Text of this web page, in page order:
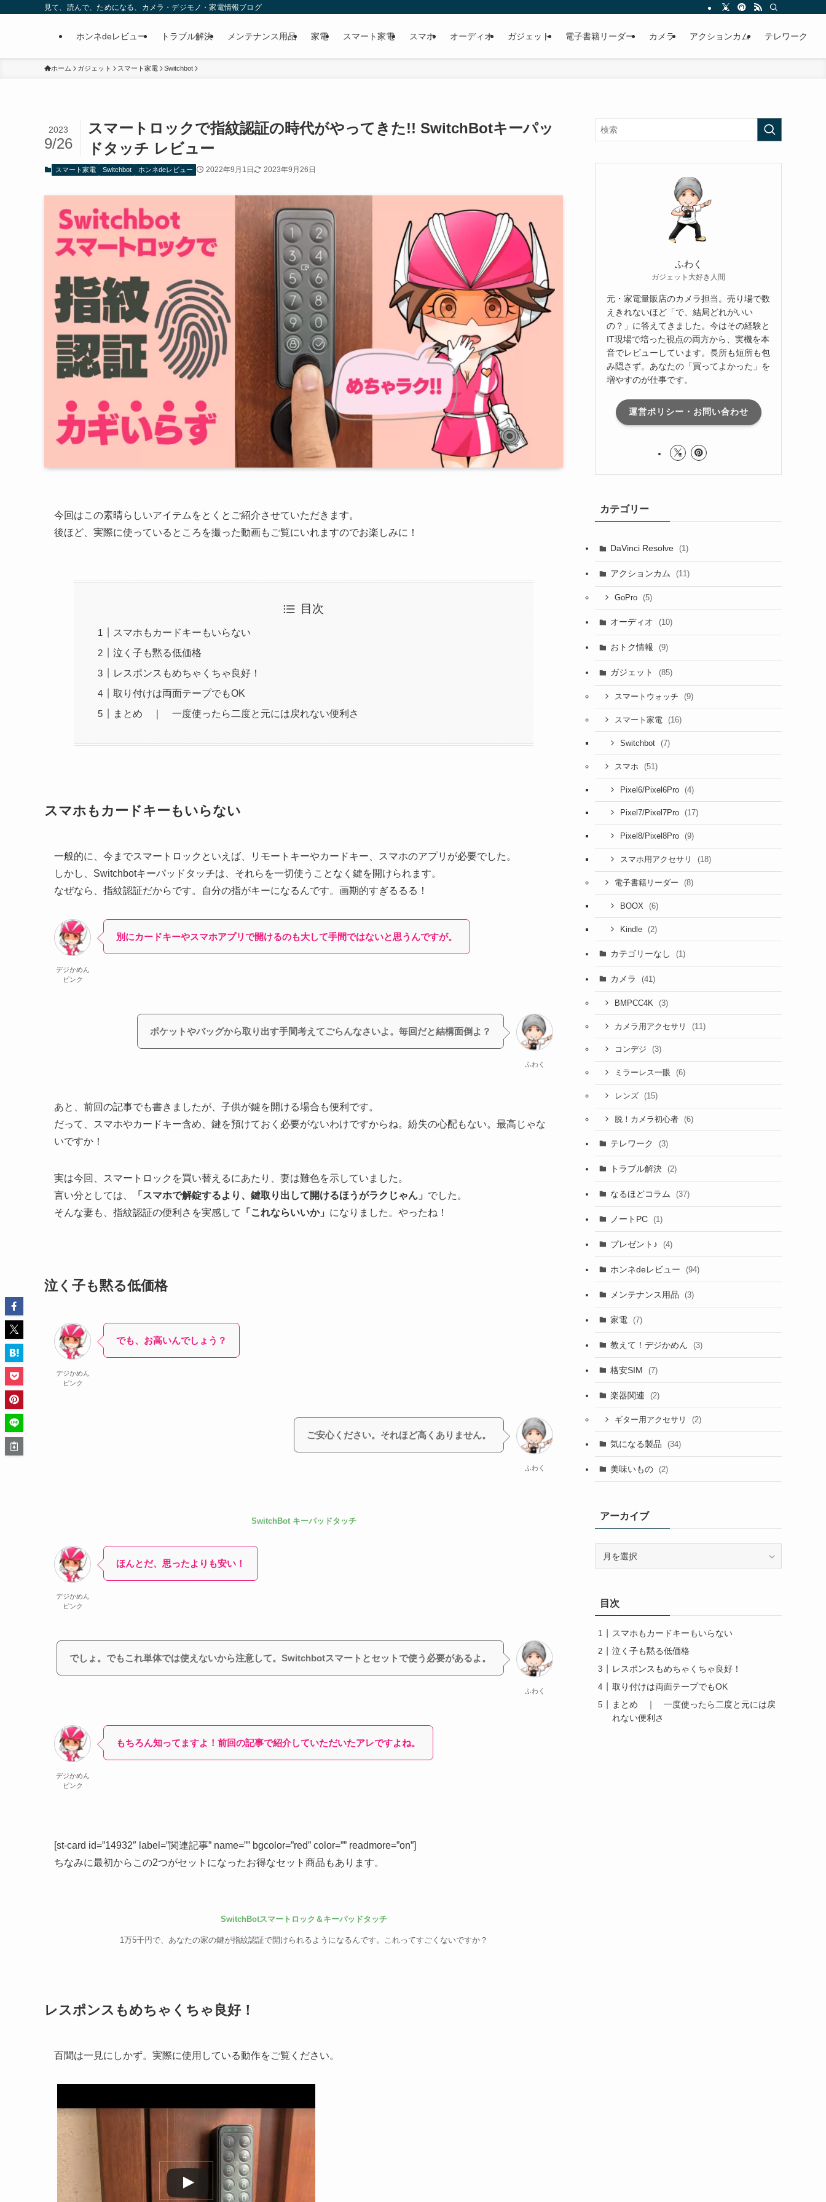
見て、読んで、ためになる、カメラ・デジモノ・家電情報ブログ
ホンネdeレビュー トラブル解決 メンテナンス用品 家電 スマート家電 スマホ オーディオ ガジェット 電子書籍リーダー カメラ アクションカム テレワーク
ホーム ガジェット スマート家電 Switchbot
スマートロックで指紋認証の時代がやってきた!! SwitchBotキーパッ
ドタッチ レビュー
2023
9/26
スマート家電 Switchbot ホンネdeレビュー 2022年9月1日 2023年9月26日
今回はこの素晴らしいアイテムをとくとご紹介させていただきます。
後ほど、実際に使っているところを撮った動画もご覧にいれますのでお楽しみに！
目次
スマホもカードキーもいらない
泣く子も黙る低価格
レスポンスもめちゃくちゃ良好！
取り付けは両面テープでもOK
まとめ ｜ 一度使ったら二度と元には戻れない便利さ
スマホもカードキーもいらない
一般的に、今までスマートロックといえば、リモートキーやカードキー、スマホのアプリが必要でした。
しかし、Switchbotキーパッドタッチは、それらを一切使うことなく鍵を開けられます。
なぜなら、指紋認証だからです。自分の指がキーになるんです。画期的すぎるるる！
デジかめん
ピンク
別にカードキーやスマホアプリで開けるのも大して手間ではないと思うんですが。
ポケットやバッグから取り出す手間考えてごらんなさいよ。毎回だと結構面倒よ？
ふわく
あと、前回の記事でも書きましたが、子供が鍵を開ける場合も便利です。
だって、スマホやカードキー含め、鍵を預けておく必要がないわけですからね。紛失の心配もない。最高じゃな
いですか！
実は今回、スマートロックを買い替えるにあたり、妻は難色を示していました。
言い分としては、
「スマホで解錠するより、鍵取り出して開けるほうがラクじゃん」 でした。
そんな妻も、指紋認証の便利さを実感して
「これならいいか」 になりました。やったね！
泣く子も黙る低価格
デジかめん
ピンク
でも、お高いんでしょう？
ご安心ください。それほど高くありません。
ふわく
SwitchBot キーパッドタッチ
デジかめん
ピンク
ほんとだ、思ったよりも安い！
でしょ。でもこれ単体では使えないから注意して。Switchbotスマートとセットで使う必要があるよ。
ふわく
デジかめん
ピンク
もちろん知ってますよ！前回の記事で紹介していただいたアレですよね。
[st-card id=”14932″ label=”関連記事” name=”” bgcolor=”red” color=”” readmore=”on”]
ちなみに最初からこの2つがセットになったお得なセット商品もあります。
SwitchBotスマートロック＆キーパッドタッチ
1万5千円で、あなたの家の鍵が指紋認証で開けられるようになるんです。これってすごくないですか？
レスポンスもめちゃくちゃ良好！
百聞は一見にしかず。実際に使用している動作をご覧ください。
この動画を YouTube で視聴
ふわく
ガジェット大好き人間
元・家電量販店のカメラ担当。売り場で数
えきれないほど「で、結局どれがいい
の？」に答えてきました。今はその経験と
IT現場で培った視点の両方から、実機を本
音でレビューしています。長所も短所も包
み隠さず。あなたの「買ってよかった」を
増やすのが仕事です。
運営ポリシー・お問い合わせ
カテゴリー
DaVinci Resolve (1)
アクションカム (11)
GoPro (5)
オーディオ (10)
おトク情報 (9)
ガジェット (85)
スマートウォッチ (9)
スマート家電 (16)
Switchbot (7)
スマホ (51)
Pixel6/Pixel6Pro (4)
Pixel7/Pixel7Pro (17)
Pixel8/Pixel8Pro (9)
スマホ用アクセサリ (18)
電子書籍リーダー (8)
BOOX (6)
Kindle (2)
カテゴリーなし (1)
カメラ (41)
BMPCC4K (3)
カメラ用アクセサリ (11)
コンデジ (3)
ミラーレス一眼 (6)
レンズ (15)
脱！カメラ初心者 (6)
テレワーク (3)
トラブル解決 (2)
なるほどコラム (37)
ノートPC (1)
プレゼント♪ (4)
ホンネdeレビュー (94)
メンテナンス用品 (3)
家電 (7)
教えて！デジかめん (3)
格安SIM (7)
楽器関連 (2)
ギター用アクセサリ (2)
気になる製品 (34)
美味いもの (2)
アーカイブ
ブ目次
スマホもカードキーもいらない
泣く子も黙る低価格
レスポンスもめちゃくちゃ良好！
取り付けは両面テープでもOK
まとめ ｜ 一度使ったら二度と元には戻
れない便利さ